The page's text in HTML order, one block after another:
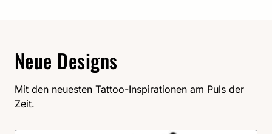
Neue Designs
Mit den neuesten Tattoo-Inspirationen am Puls der
Zeit.